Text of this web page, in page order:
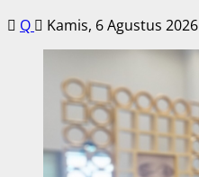
Q Kamis, 6 Agustus 2026